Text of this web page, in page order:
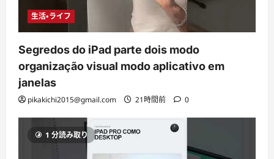
生活・ライフ
Segredos do iPad parte dois modo
organização visual modo aplicativo em
janelas
pikakichi2015@gmail.com 21時間前 0
1 分読み取り